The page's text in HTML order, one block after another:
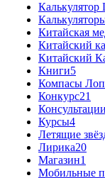
Китайская
Китайский
Китайский
Книги5
Компасы
Конкурс21
Консультации
Курсы4
Летящие
Лирика20
Магазин1
Мобильные